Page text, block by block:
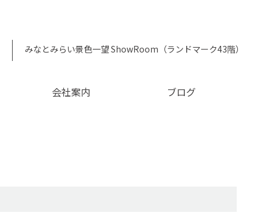
みなとみらい景色一望 ShowRoom（ランドマーク43階）
会社案内 ブログ